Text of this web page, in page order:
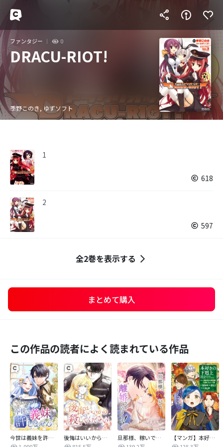
ファンタジー 0
DRACU-RIOT!
季野このき, ゆずソフト
1
618
2
597
全2巻を表示する
まとめて購入
この作品の読者によく読まれている作品
今世は義妹を許しません
後悔はいいから殺してください
旦那様、稼いで離婚させていただきます！
【マンガ】本好きの下剋上 第四部